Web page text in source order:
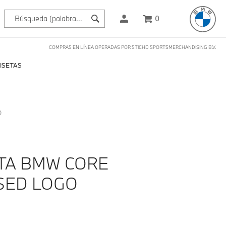
0
COMPRAS EN LÍNEA OPERADAS POR STICHD SPORTSMERCHANDISING B.V.
BMW CORE
LOGO